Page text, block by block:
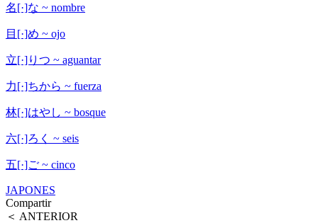
名[·]な ~ nombre
目[·]め ~ ojo
立[·]りつ ~ aguantar
力[·]ちから ~ fuerza
林[·]はやし ~ bosque
六[·]ろく ~ seis
五[·]ご ~ cinco
JAPONES
Compartir
＜ ANTERIOR